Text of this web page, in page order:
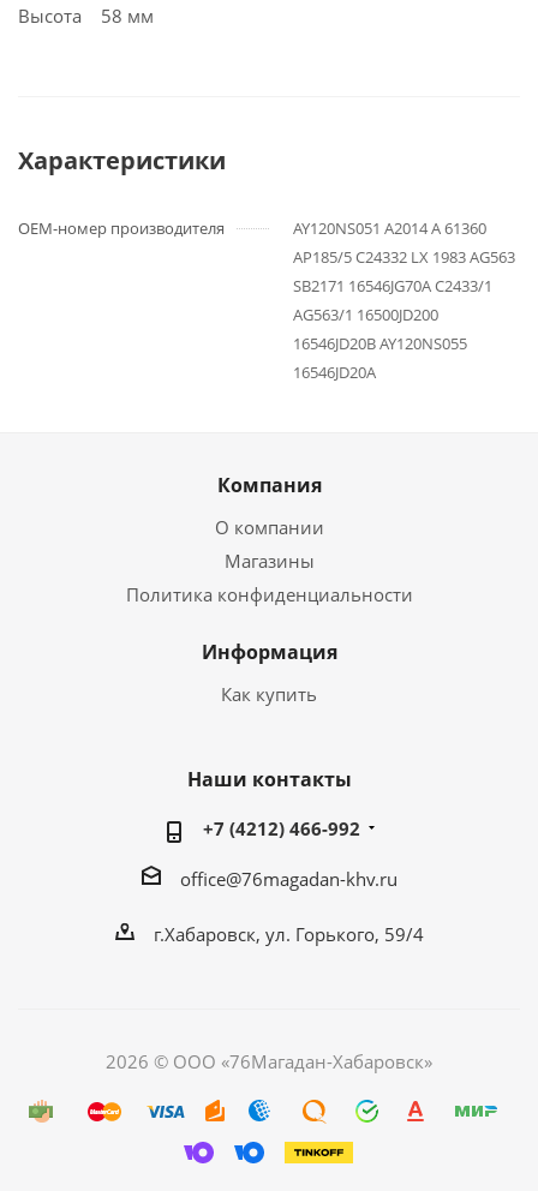
Высота 58 мм
Характеристики
OEM-номер производителя
AY120NS051 A2014 A 61360
AP185/5 C24332 LX 1983 AG563
SB2171 16546JG70A C2433/1
AG563/1 16500JD200
16546JD20B AY120NS055
16546JD20A
Компания
О компании
Магазины
Политика конфиденциальности
Информация
Как купить
Наши контакты
+7 (4212) 466-992
office@76magadan-khv.ru
г.Хабаровск, ул. Горького, 59/4
2026 © ООО «76Магадан-Хабаровск»